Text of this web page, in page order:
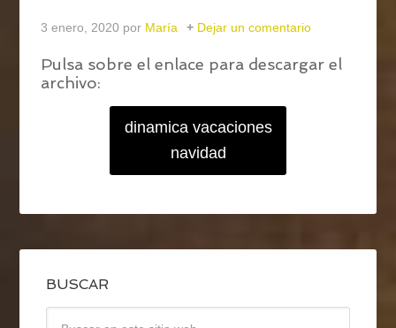
3 enero, 2020 por María Dejar un comentario
Pulsa sobre el enlace para descargar el
archivo:
dinamica vacaciones
navidad
BUSCAR